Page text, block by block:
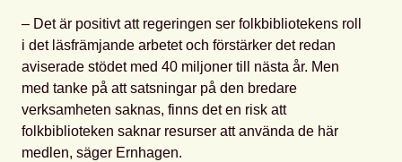
– Det är positivt att regeringen ser folkbibliotekens roll
i det läsfrämjande arbetet och förstärker det redan
aviserade stödet med 40 miljoner till nästa år. Men
med tanke på att satsningar på den bredare
verksamheten saknas, finns det en risk att
folkbiblioteken saknar resurser att använda de här
medlen, säger Ernhagen.